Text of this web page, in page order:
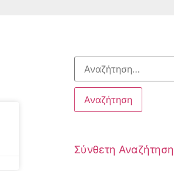
Σύνθετη Αναζήτηση